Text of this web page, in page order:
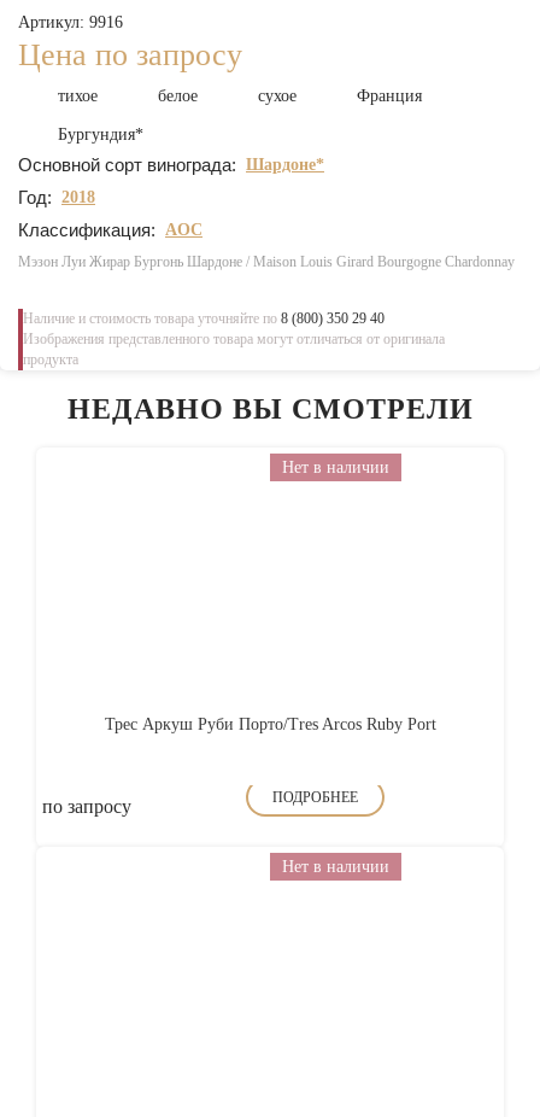
Артикул: 9916
Цена по запросу
тихое белое сухое Франция
Бургундия*
Основной сорт винограда: Шардоне*
Год: 2018
Классификация: AOC
Мэзон Луи Жирар Бургонь Шардоне / Maison Louis Girard Bourgogne Chardonnay
Наличие и стоимость товара уточняйте по 8 (800) 350 29 40
Изображения представленного товара могут отличаться от оригинала
продукта
НЕДАВНО ВЫ СМОТРЕЛИ
Нет в наличии
Трес Аркуш Руби Порто/Tres Arcos Ruby Port
по запросу ПОДРОБНЕЕ
Нет в наличии